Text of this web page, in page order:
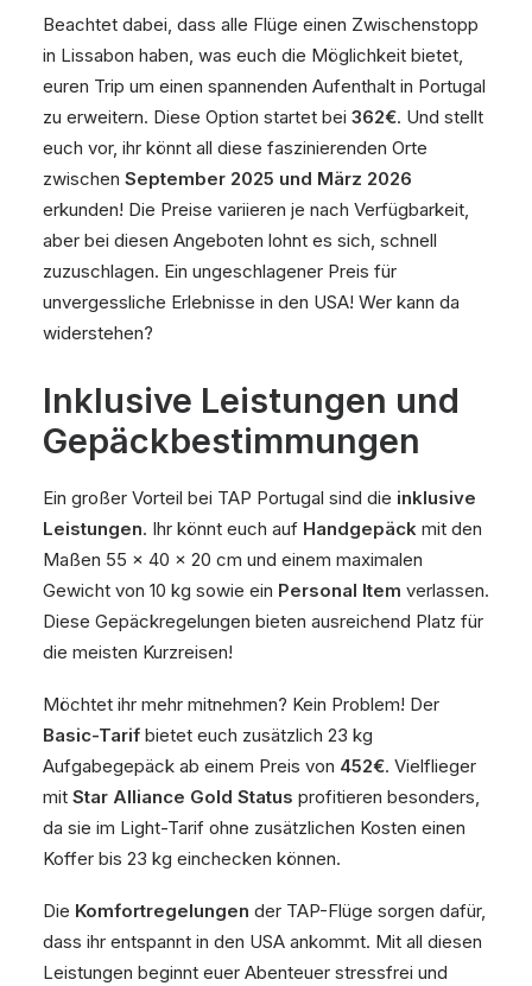
Beachtet dabei, dass alle Flüge einen Zwischenstopp
in Lissabon haben, was euch die Möglichkeit bietet,
euren Trip um einen spannenden Aufenthalt in Portugal
zu erweitern. Diese Option startet bei 362€. Und stellt
euch vor, ihr könnt all diese faszinierenden Orte
zwischen September 2025 und März 2026
erkunden! Die Preise variieren je nach Verfügbarkeit,
aber bei diesen Angeboten lohnt es sich, schnell
zuzuschlagen. Ein ungeschlagener Preis für
unvergessliche Erlebnisse in den USA! Wer kann da
widerstehen?
Inklusive Leistungen und
Gepäckbestimmungen
Ein großer Vorteil bei TAP Portugal sind die inklusive
Leistungen. Ihr könnt euch auf Handgepäck mit den
Maßen 55 x 40 x 20 cm und einem maximalen
Gewicht von 10 kg sowie ein Personal Item verlassen.
Diese Gepäckregelungen bieten ausreichend Platz für
die meisten Kurzreisen!
Möchtet ihr mehr mitnehmen? Kein Problem! Der
Basic-Tarif bietet euch zusätzlich 23 kg
Aufgabegepäck ab einem Preis von 452€. Vielflieger
mit Star Alliance Gold Status profitieren besonders,
da sie im Light-Tarif ohne zusätzlichen Kosten einen
Koffer bis 23 kg einchecken können.
Die Komfortregelungen der TAP-Flüge sorgen dafür,
dass ihr entspannt in den USA ankommt. Mit all diesen
Leistungen beginnt euer Abenteuer stressfrei und